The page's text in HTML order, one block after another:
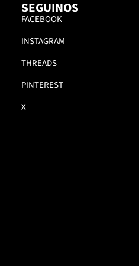
SEGUINOS
FACEBOOK
INSTAGRAM
THREADS
PINTEREST
X